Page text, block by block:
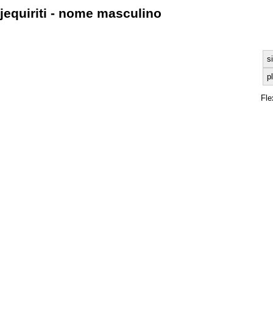
jequiriti - nome masculino